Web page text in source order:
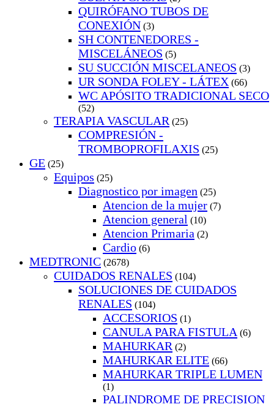
QUIRÓFANO TUBOS DE
CONEXIÓN (3)
SH CONTENEDORES -
MISCELÁNEOS (5)
SU SUCCIÓN MISCELANEOS (3)
UR SONDA FOLEY - LÁTEX (66)
WC APÓSITO TRADICIONAL SECO
(52)
TERAPIA VASCULAR (25)
COMPRESIÓN -
TROMBOPROFILAXIS (25)
GE (25)
Equipos (25)
Diagnostico por imagen (25)
Atencion de la mujer (7)
Atencion general (10)
Atencion Primaria (2)
Cardio (6)
MEDTRONIC (2678)
CUIDADOS RENALES (104)
SOLUCIONES DE CUIDADOS
RENALES (104)
ACCESORIOS (1)
CANULA PARA FISTULA (6)
MAHURKAR (2)
MAHURKAR ELITE (66)
MAHURKAR TRIPLE LUMEN
(1)
PALINDROME DE PRECISION